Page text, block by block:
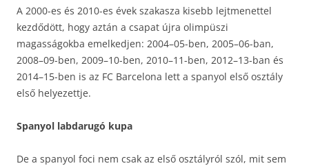
A 2000-es és 2010-es évek szakasza kisebb lejtmenettel
kezdődött, hogy aztán a csapat újra olimpüszi
magasságokba emelkedjen: 2004–05-ben, 2005–06-ban,
2008–09-ben, 2009–10-ben, 2010–11-ben, 2012–13-ban és
2014–15-ben is az FC Barcelona lett a spanyol első osztály
első helyezettje.
Spanyol labdarugó kupa
De a spanyol foci nem csak az első osztályról szól, mit sem